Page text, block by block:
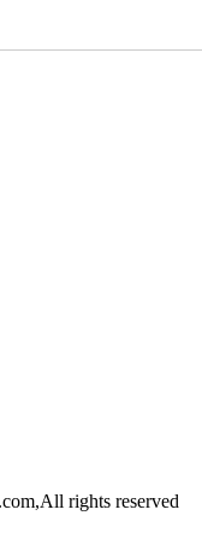
rights reserved